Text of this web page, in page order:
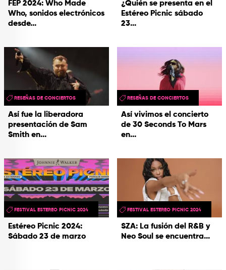
FEP 2024: Who Made
Who, sonidos electrónicos
desde...
¿Quién se presenta en el
Estéreo Picnic sábado
23...
Así fue la liberadora
presentación de Sam
Smith en...
RESEÑAS DE CONCIERTOS
Así vivimos el concierto
de 30 Seconds To Mars
en...
RESEÑAS DE CONCIERTOS
Estéreo Picnic 2024:
Sábado 23 de marzo
FESTIVAL ESTEREO PICNIC 2024
SZA: La fusión del R&B y
Neo Soul se encuentra...
FESTIVAL ESTEREO PICNIC 2024